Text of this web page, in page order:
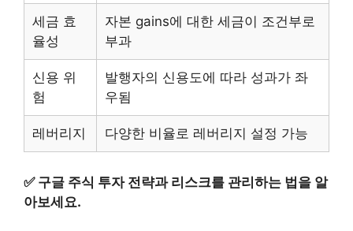
세금 효
율성
자본 gains에 대한 세금이 조건부로
부과
신용 위
험
발행자의 신용도에 따라 성과가 좌
우됨
레버리지 다양한 비율로 레버리지 설정 가능
✅ 구글 주식 투자 전략과 리스크를 관리하는 법을 알
아보세요.